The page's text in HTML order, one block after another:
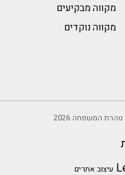
מקווה מבקיעים
מקווה נוקדים
טהרת המשפחה
עיצוב אתרים